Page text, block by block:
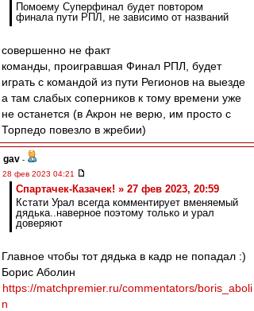
Помоему Суперфинал будет повтором
финала пути РПЛ, не зависимо от названий
совершенно не факт
команды, проигравшая Финал РПЛ, будет
играть с командой из пути Регионов на выезде
а там слабых соперников к тому времени уже
не останется (в Акрон не верю, им просто с
Торпедо повезло в жребии)
gav -
28 фев 2023 04:21
Спартачек-Казачек! » 27 фев 2023, 20:59
Кстати Урал всегда комментирует вменяемый
дядька..наверное поэтому только и урал
доверяют
Главное чтобы тот дядька в кадр не попадал :)
Борис Аболин
https://matchpremier.ru/commentators/boris_aboli
n